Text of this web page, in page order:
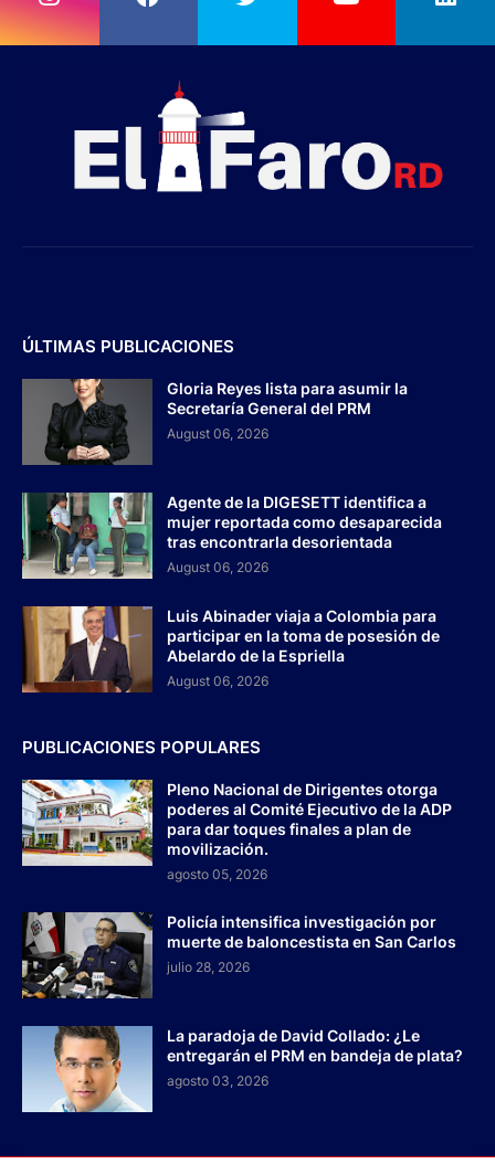
ÚLTIMAS PUBLICACIONES
Gloria Reyes lista para asumir la
Secretaría General del PRM
August 06, 2026
Agente de la DIGESETT identifica a
mujer reportada como desaparecida
tras encontrarla desorientada
August 06, 2026
Luis Abinader viaja a Colombia para
participar en la toma de posesión de
Abelardo de la Espriella
August 06, 2026
PUBLICACIONES POPULARES
Pleno Nacional de Dirigentes otorga
poderes al Comité Ejecutivo de la ADP
para dar toques finales a plan de
movilización.
agosto 05, 2026
Policía intensifica investigación por
muerte de baloncestista en San Carlos
julio 28, 2026
La paradoja de David Collado: ¿Le
entregarán el PRM en bandeja de plata?
agosto 03, 2026